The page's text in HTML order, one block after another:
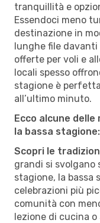
tranquillità e
Essendoci meno
destinazione in
lunghe file
offerte per voli e
locali spesso
stagione è
all’ultimo minuto.
Ecco alcune
la bassa stagione:
Scopri le
grandi si
stagione, la bassa
celebrazioni più
comunità con
lezione di cucina